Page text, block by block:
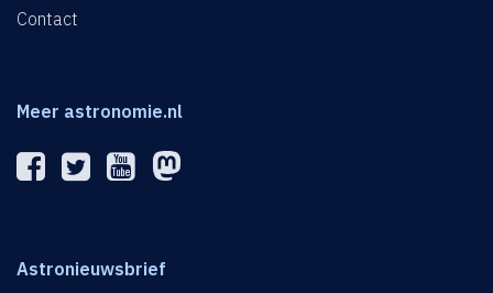
Contact
Meer astronomie.nl
Astronieuwsbrief